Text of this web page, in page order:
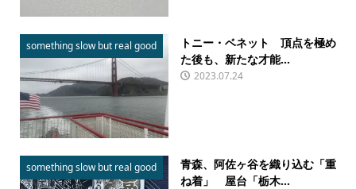
something slow but real good
トニー・ベネット 頂点を極め
た後も、新たな才能...
2023.07.24
something slow but real good
青森、阿佐ヶ谷を織り込む「重
ね着」 屋台「栃木...